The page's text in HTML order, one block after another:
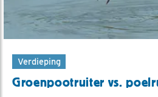
Verdieping
Groenpootruiter vs.